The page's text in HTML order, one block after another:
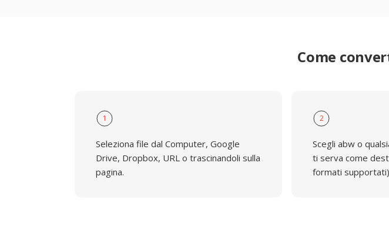
Come
1
Seleziona file dal Computer, Google
Drive, Dropbox, URL o trascinandoli sulla
pagina.
2
Scegli abw o
ti serva come
formati supportati)